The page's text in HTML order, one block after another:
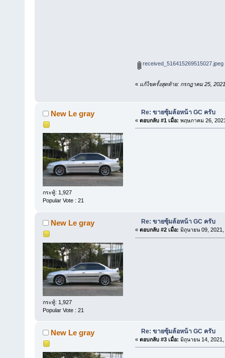
received_516415269515027.jpeg
« แก้ไขครั้งสุดท้าย: กรกฎาคม 25,
New Le gray
กระทู้: 1,927
Popular Vote : 21
Re: ขายซุ้มล้อหน้า GC ครับ
« ตอบกลับ #1 เมื่อ: พฤษภาคม 26,
New Le gray
กระทู้: 1,927
Popular Vote : 21
Re: ขายซุ้มล้อหน้า GC ครับ
« ตอบกลับ #2 เมื่อ: มิถุนายน 09, 2021,
New Le gray Re: ขายซุ้มล้อหน้า GC ครับ
« ตอบกลับ #3 เมื่อ: มิถุนายน 14, 2021,